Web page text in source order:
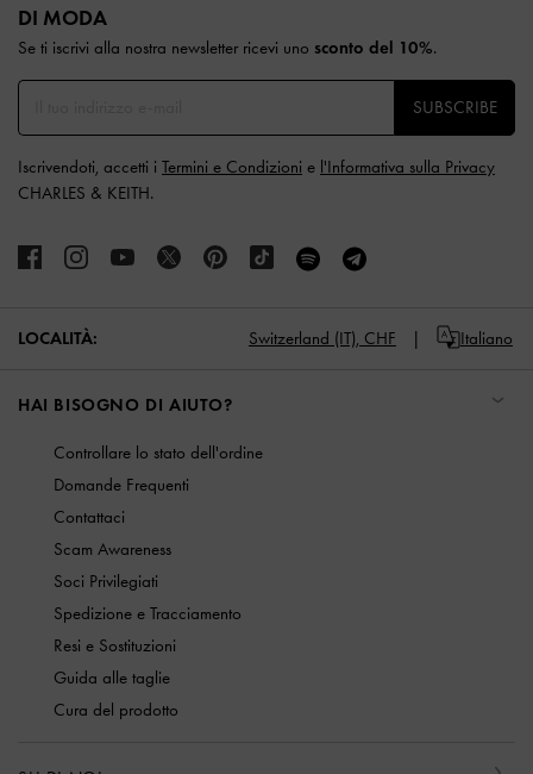
DI MODA​
Se ti iscrivi alla nostra newsletter ricevi uno sconto del 10%.
SUBSCRIBE
Iscrivendoti, accetti i Termini e Condizioni e l'Informativa sulla Privacy
CHARLES & KEITH.
LOCALITÀ: Switzerland (IT), CHF Italiano
HAI BISOGNO DI AIUTO?
Controllare lo stato dell'ordine
Domande Frequenti
Contattaci
Scam Awareness
Soci Privilegiati
Spedizione e Tracciamento
Resi e Sostituzioni
Guida alle taglie
Cura del prodotto